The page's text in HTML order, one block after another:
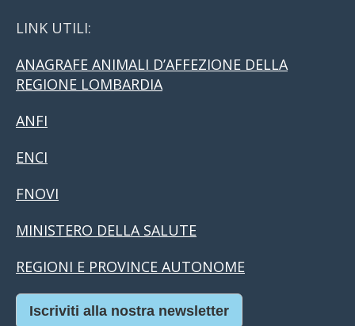
LINK UTILI:
ANAGRAFE ANIMALI D’AFFEZIONE DELLA
REGIONE LOMBARDIA
ANFI
ENCI
FNOVI
MINISTERO DELLA SALUTE
REGIONI E PROVINCE AUTONOME
Iscriviti alla nostra newsletter